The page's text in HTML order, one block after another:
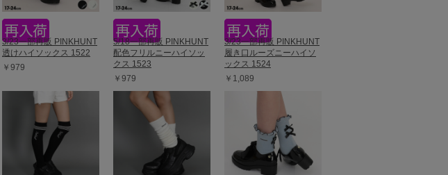
3/23一部再販 PINKHUNT
透けハイソックス 1522
￥979
5/18一部再販 PINKHUNT
配色フリルニーハイソッ
クス 1523
￥979
3/23一部再販 PINKHUNT
履き口ルーズニーハイソ
ックス 1524
￥1,089